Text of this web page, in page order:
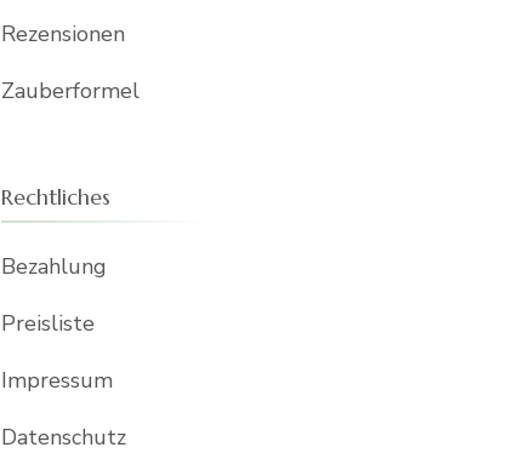
Rezensionen
Zauberformel
Rechtliches
Bezahlung
Preisliste
Impressum
Datenschutz